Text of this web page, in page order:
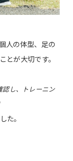
人の体型、足の
が大切です。
認し、トレーニン
た。